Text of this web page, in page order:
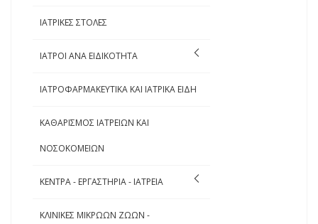
ΙΑΤΡΙΚΕΣ ΣΤΟΛΕΣ
ΙΑΤΡΟΙ ΑΝΑ ΕΙΔΙΚΟΤΗΤΑ
ΙΑΤΡΟΦΑΡΜΑΚΕΥΤΙΚΑ ΚΑΙ ΙΑΤΡΙΚΑ ΕΙΔΗ
ΚΑΘΑΡΙΣΜΟΣ ΙΑΤΡΕΙΩΝ ΚΑΙ
ΝΟΣΟΚΟΜΕΙΩΝ
ΚΕΝΤΡΑ - ΕΡΓΑΣΤΗΡΙΑ - ΙΑΤΡΕΙΑ
ΚΛΙΝΙΚΕΣ ΜΙΚΡΩΩΝ ΖΩΩΝ -